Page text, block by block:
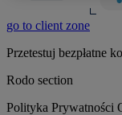
go to client zone
Przetestuj bezpłatne
Rodo section
Polityka Prywatności